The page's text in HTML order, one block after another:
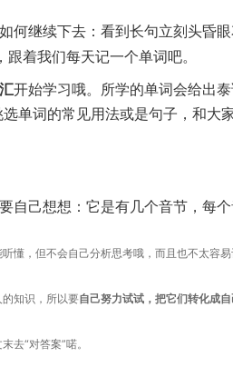
何继续下去：看到长句立刻头昏
着我们每天记一个单词吧。
开始学习哦。所学的单词会给出
选单词的常见用法或是句子，和大
自己想想：它是有几个音节，每个
懂，但不会自己分析思考哦，而且也不太容易
知识，所以要自己努力试试，把它们转化成
去“对答案”喏。